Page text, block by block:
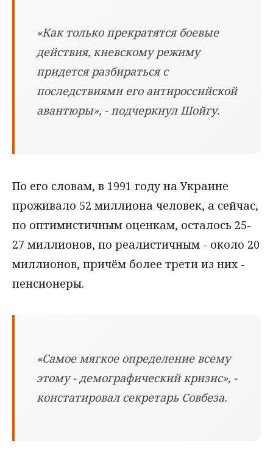
«Как только прекратятся боевые
действия, киевскому режиму
придется разбираться с
последствиями его антироссийской
авантюры», - подчеркнул Шойгу.
По его словам, в 1991 году на Украине
проживало 52 миллиона человек, а сейчас,
по оптимистичным оценкам, осталось 25-
27 миллионов, по реалистичным - около 20
миллионов, причём более трети из них -
пенсионеры.
«Самое мягкое определение всему
этому - демографический кризис», -
констатировал секретарь Совбеза.